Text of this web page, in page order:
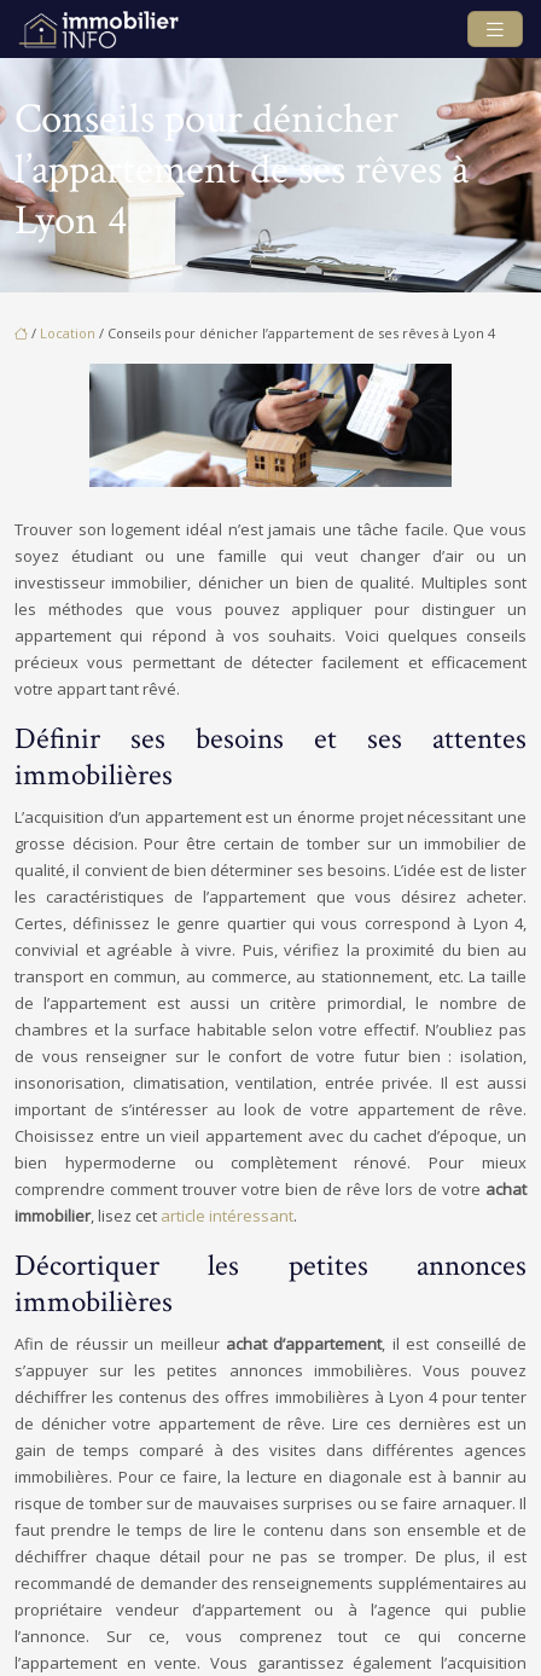
Conseils pour dénicher
l’appartement de ses rêves à
Lyon 4
/ Location / Conseils pour dénicher l’appartement de ses rêves à Lyon 4
Trouver son logement idéal n’est jamais une tâche facile. Que vous
soyez étudiant ou une famille qui veut changer d’air ou un
investisseur immobilier, dénicher un bien de qualité. Multiples sont
les méthodes que vous pouvez appliquer pour distinguer un
appartement qui répond à vos souhaits. Voici quelques conseils
précieux vous permettant de détecter facilement et efficacement
votre appart tant rêvé.
Définir ses besoins et ses attentes
immobilières
L’acquisition d’un appartement est un énorme projet nécessitant une
grosse décision. Pour être certain de tomber sur un immobilier de
qualité, il convient de bien déterminer ses besoins. L’idée est de lister
les caractéristiques de l’appartement que vous désirez acheter.
Certes, définissez le genre quartier qui vous correspond à Lyon 4,
convivial et agréable à vivre. Puis, vérifiez la proximité du bien au
transport en commun, au commerce, au stationnement, etc. La taille
de l’appartement est aussi un critère primordial, le nombre de
chambres et la surface habitable selon votre effectif. N’oubliez pas
de vous renseigner sur le confort de votre futur bien : isolation,
insonorisation, climatisation, ventilation, entrée privée. Il est aussi
important de s’intéresser au look de votre appartement de rêve.
Choisissez entre un vieil appartement avec du cachet d’époque, un
bien hypermoderne ou complètement rénové. Pour mieux
comprendre comment trouver votre bien de rêve lors de votre achat
immobilier, lisez cet article intéressant.
Décortiquer les petites annonces
immobilières
Afin de réussir un meilleur achat d’appartement, il est conseillé de
s’appuyer sur les petites annonces immobilières. Vous pouvez
déchiffrer les contenus des offres immobilières à Lyon 4 pour tenter
de dénicher votre appartement de rêve. Lire ces dernières est un
gain de temps comparé à des visites dans différentes agences
immobilières. Pour ce faire, la lecture en diagonale est à bannir au
risque de tomber sur de mauvaises surprises ou se faire arnaquer. Il
faut prendre le temps de lire le contenu dans son ensemble et de
déchiffrer chaque détail pour ne pas se tromper. De plus, il est
recommandé de demander des renseignements supplémentaires au
propriétaire vendeur d’appartement ou à l’agence qui publie
l’annonce. Sur ce, vous comprenez tout ce qui concerne
l’appartement en vente. Vous garantissez également l’acquisition